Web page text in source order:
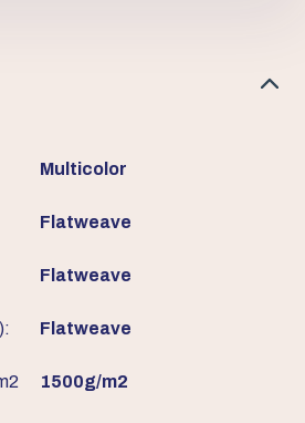
Multicolor
Flatweave
Flatweave
Flatweave
1500g/m2